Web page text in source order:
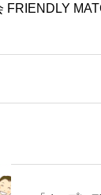
FRIENDLY